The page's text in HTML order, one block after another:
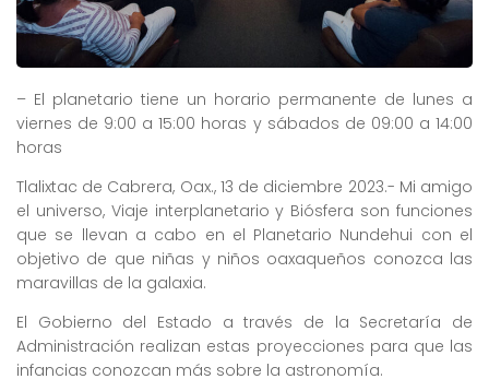
– El planetario tiene un horario permanente de lunes a
viernes de 9:00 a 15:00 horas y sábados de 09:00 a 14:00
horas
Tlalixtac de Cabrera, Oax., 13 de diciembre 2023.- Mi amigo
el universo, Viaje interplanetario y Biósfera son funciones
que se llevan a cabo en el Planetario Nundehui con el
objetivo de que niñas y niños oaxaqueños conozca las
maravillas de la galaxia.
El Gobierno del Estado a través de la Secretaría de
Administración realizan estas proyecciones para que las
infancias conozcan más sobre la astronomía.